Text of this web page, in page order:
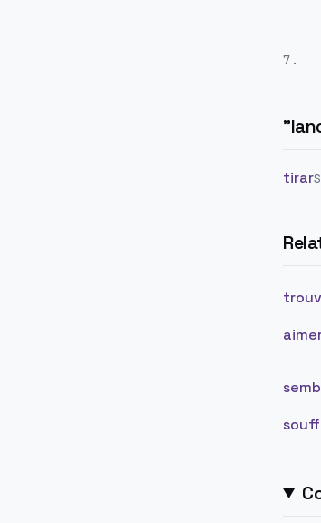
7 .
"
tirar